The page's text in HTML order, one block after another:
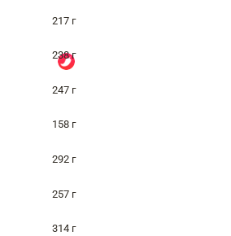
217 г
238 г
247 г
158 г
292 г
257 г
314 г